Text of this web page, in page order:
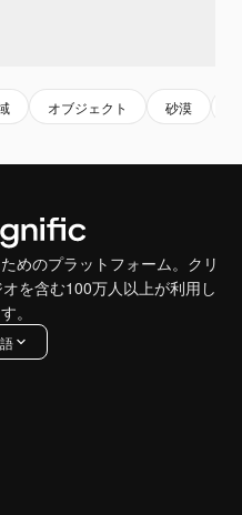
オブジェクト 砂漠
めのプラットフォーム。クリ
を含む100万人以上が利用し
。